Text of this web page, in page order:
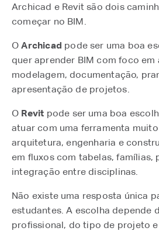
Archicad e Revit são dois
começar no BIM.
OArchicad pode ser uma boa
quer aprender BIM com foco em
modelagem, documentação,
apresentação de projetos.
O Revit pode ser uma boa
atuar com uma ferramenta
arquitetura, engenharia e
em fluxos com tabelas, famílias,
integração entre disciplinas.
Não existe uma resposta única
estudantes. A escolha depende
profissional, do tipo de projeto